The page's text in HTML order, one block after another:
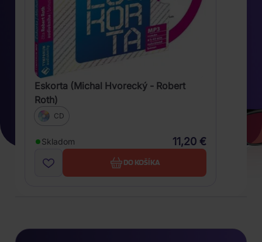
Eskorta (Michal Hvorecký - Robert
Roth)
CD
Skladom 11,20 €
DO KOŠÍKA